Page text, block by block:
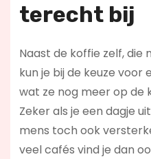
terecht bij
Naast de koffie zelf, die
kun je bij de keuze voor
wat ze nog meer op de
Zeker als je een dagje
mens toch ook
veel cafés vind je dan